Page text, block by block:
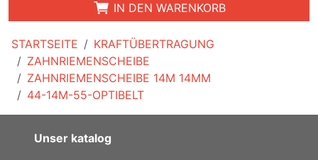
STARTSEITE
KRAFTÜBERTRAGUNG
ZAHNRIEMENSCHEIBE
ZAHNRIEMENSCHEIBE 14M 14MM
44-14M-55-OPTIBELT
IN DEN WARENKORB
Unser katalog